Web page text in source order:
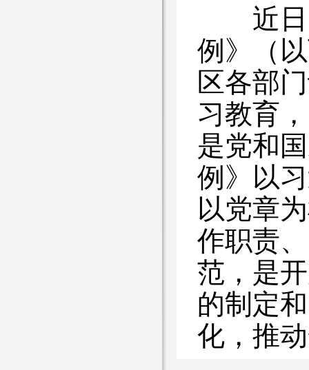
近日，
例》（
区各部
习教育
是党和
例》以
以党章
作职责
范，是
的制定
化，推